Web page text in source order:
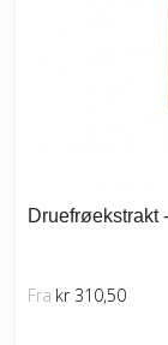
Druefrøekstrakt
Fra kr 310,50